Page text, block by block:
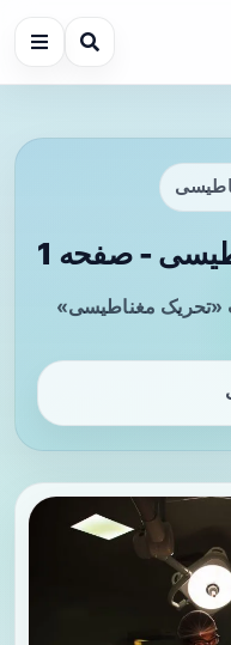
- صفحه 1
«تحریک مغناطیسی»